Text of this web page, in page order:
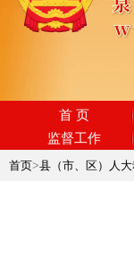
首 页
监督工作
首页>县（市、区）人